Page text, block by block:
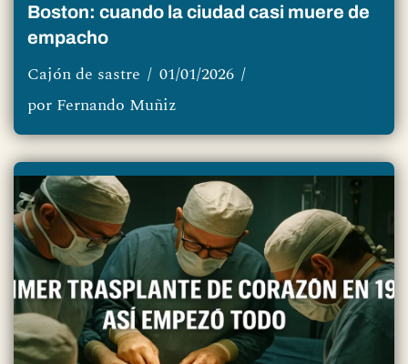
Boston: cuando la ciudad casi muere de
empacho
Cajón de sastre
01/01/2026
por Fernando Muñiz